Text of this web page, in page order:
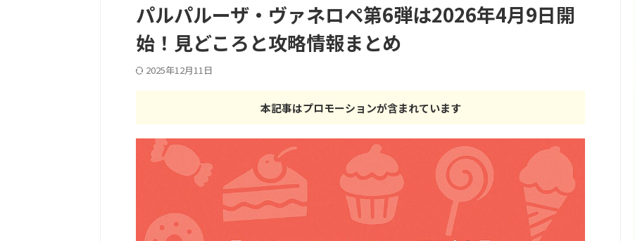
パルパルーザ・ヴァネロペ第6弾は2026年4月9日開
始！見どころと攻略情報まとめ
2025年12月11日
本記事はプロモーションが含まれています